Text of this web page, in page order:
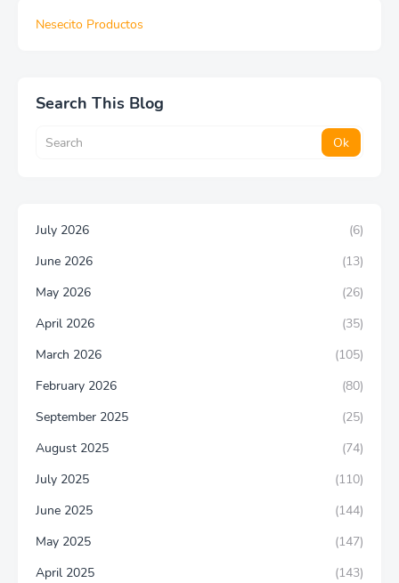
Nesecito Productos
Search This Blog
July 2026
(6)
June 2026
(13)
May 2026
(26)
April 2026
(35)
March 2026
(105)
February 2026
(80)
September 2025
(25)
August 2025
(74)
July 2025
(110)
June 2025
(144)
May 2025
(147)
April 2025
(143)